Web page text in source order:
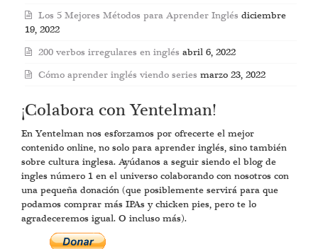
Los 5 Mejores Métodos para Aprender Inglés diciembre
19, 2022
200 verbos irregulares en inglés abril 6, 2022
Cómo aprender inglés viendo series marzo 23, 2022
¡Colabora con Yentelman!
En Yentelman nos esforzamos por ofrecerte el mejor
contenido online, no solo para aprender inglés, sino también
sobre cultura inglesa. Ayúdanos a seguir siendo el blog de
ingles número 1 en el universo colaborando con nosotros con
una pequeña donación (que posiblemente servirá para que
podamos comprar más IPAs y chicken pies, pero te lo
agradeceremos igual. O incluso más).